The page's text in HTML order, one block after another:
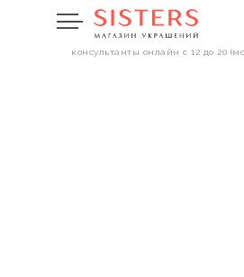
консультанты онлайн с 12 до 20